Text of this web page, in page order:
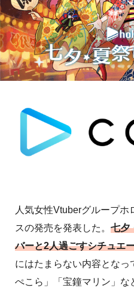
人気女性Vtuberグループホ
スの発売を発表した。 七夕
バーと2人過ごすシチュエ
にはたまらない内容となっ
ぺこら」「宝鐘マリン」な